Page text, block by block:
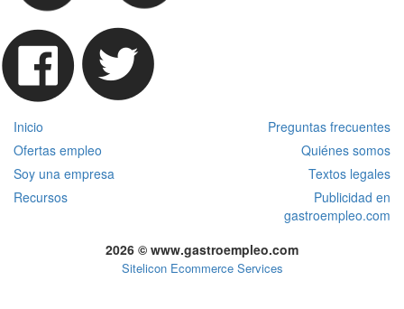
Inicio
Preguntas frecuentes
Ofertas empleo
Quiénes somos
Soy una empresa
Textos legales
Recursos
Publicidad en
gastroempleo.com
2026 © www.gastroempleo.com
Sitelicon Ecommerce Services